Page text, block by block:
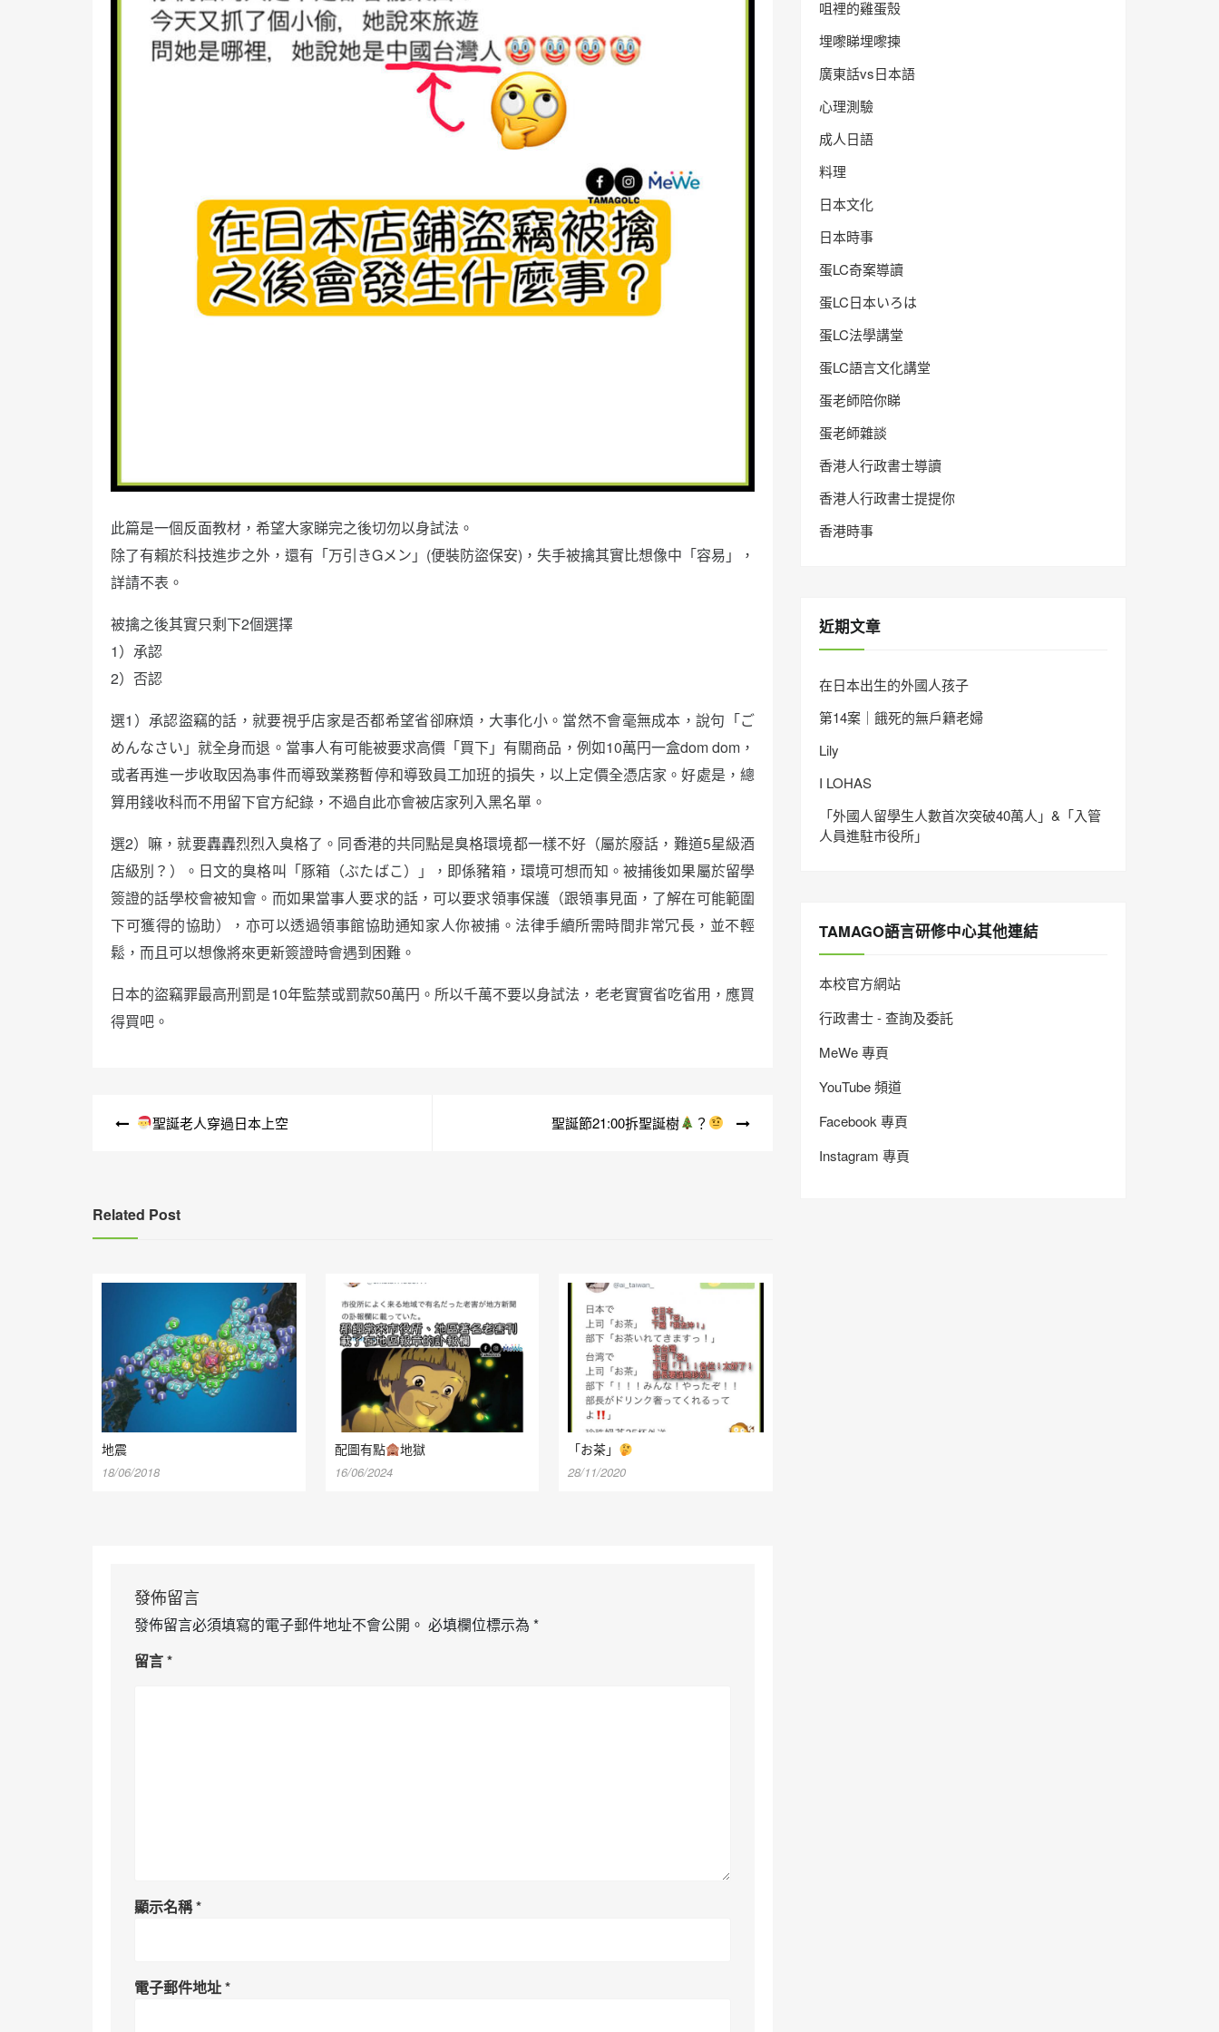
此篇是一個反面教材，希望大家睇完之後切勿以身試法。
除了有賴於科技進步之外，還有「万引きGメン」(便裝防盜保安)，失手被擒其實比想像中「容易」，
詳請不表。
被擒之後其實只剩下2個選擇
1）承認
2）否認
選1）承認盜竊的話，就要視乎店家是否都希望省卻麻煩，大事化小。當然不會毫無成本，說句「ご
めんなさい」就全身而退。當事人有可能被要求高價「買下」有關商品，例如10萬円一盒dom dom，
或者再進一步收取因為事件而導致業務暫停和導致員工加班的損失，以上定價全憑店家。好處是，總
算用錢收科而不用留下官方紀錄，不過自此亦會被店家列入黑名單。
選2）嘛，就要轟轟烈烈入臭格了。同香港的共同點是臭格環境都一樣不好（屬於廢話，難道5星級酒
店級別？）。日文的臭格叫「豚箱（ぶたばこ）」，即係豬箱，環境可想而知。被捕後如果屬於留學
簽證的話學校會被知會。而如果當事人要求的話，可以要求領事保護（跟領事見面，了解在可能範圍
下可獲得的協助），亦可以透過領事館協助通知家人你被捕。法律手續所需時間非常冗長，並不輕
鬆，而且可以想像將來更新簽證時會遇到困難。
日本的盜竊罪最高刑罰是10年監禁或罰款50萬円。所以千萬不要以身試法，老老實實省吃省用，應買
得買吧。
聖誕老人穿過日本上空 聖誕節21:00拆聖誕樹 ？
Related Post
地震
18/06/2018
配圖有點 地獄
16/06/2024
「お茶」
28/11/2020
發佈留言
發佈留言必須填寫的電子郵件地址不會公開。 必填欄位標示為 *
留言*
顯示名稱*
電子郵件地址*
咀裡的雞蛋殼
埋嚟睇埋嚟揀
廣東話vs日本語
心理測驗
成人日語
料理
日本文化
日本時事
蛋LC奇案導讀
蛋LC日本いろは
蛋LC法學講堂
蛋LC語言文化講堂
蛋老師陪你睇
蛋老師雜談
香港人行政書士導讀
香港人行政書士提提你
香港時事
近期文章
在日本出生的外國人孩子
第14案｜餓死的無戶籍老婦
Lily
I LOHAS
「外國人留學生人數首次突破40萬人」&「入管
人員進駐市役所」
TAMAGO語言研修中心其他連結
本校官方網站
行政書士 - 查詢及委託
MeWe 專頁
YouTube 頻道
Facebook 專頁
Instagram 專頁